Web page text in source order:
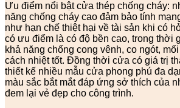
Ưu điểm nổi bật cửa thép chống cháy:
năng chống cháy cao đảm bảo tính
như hạn chế thiệt hại về tài sản khi có
có ưu điểm là có độ bền cao, trong thời
khả năng chống cong vênh, co ngót,
cách nhiệt tốt. Đồng thời cửa có giá trị
thiết kế nhiều mẫu cửa phong phú đa
màu sắc bắt mắt đáp ứng sở thích của
đem lại vẻ đẹp cho công trình.